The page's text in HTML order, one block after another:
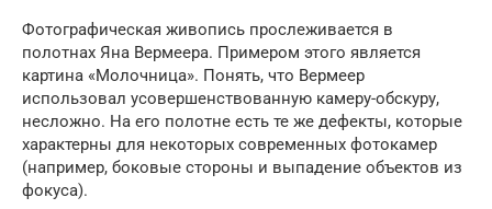
Фотографическая живопись прослеживается в
полотнах Яна Вермеера. Примером этого является
картина «Молочница». Понять, что Вермеер
использовал усовершенствованную камеру-обскуру,
несложно. На его полотне есть те же дефекты, которые
характерны для некоторых современных фотокамер
(например, боковые стороны и выпадение объектов из
фокуса).